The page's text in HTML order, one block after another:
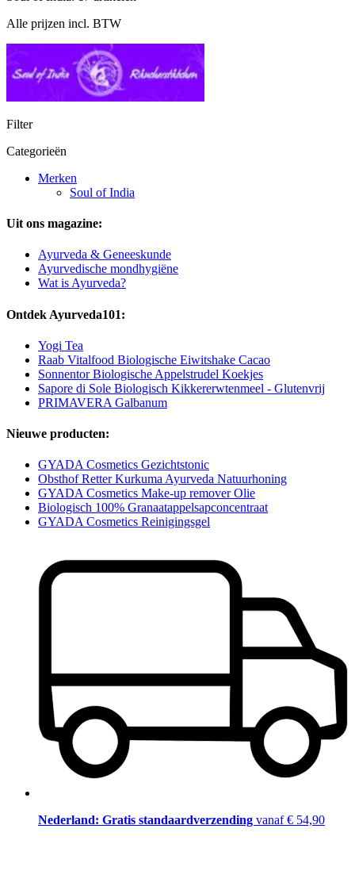
Alle prijzen incl. BTW
Filter
Categorieën
Merken
Soul of India
Uit ons magazine:
Ayurveda & Geneeskunde
Ayurvedische mondhygiëne
Wat is Ayurveda?
Ontdek Ayurveda101:
Yogi Tea
Raab Vitalfood Biologische Eiwitshake Cacao
Sonnentor Biologische Appelstrudel Koekjes
Sapore di Sole Biologisch Kikkererwtenmeel - Glutenvrij
PRIMAVERA Galbanum
Nieuwe producten:
GYADA Cosmetics Gezichtstonic
Obsthof Retter Kurkuma Ayurveda Natuurhoning
GYADA Cosmetics Make-up remover Olie
Biologisch 100% Granaatappelsapconcentraat
GYADA Cosmetics Reinigingsgel
Nederland: Gratis standaardverzending vanaf € 54,90